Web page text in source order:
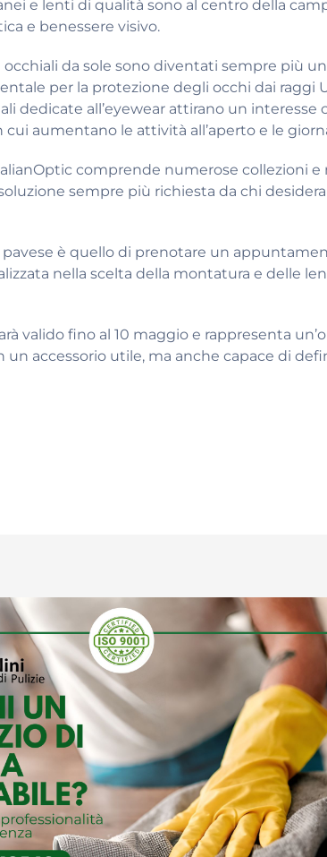
e lenti di qualità sono al centro della
e benessere visivo.
da sole sono diventati sempre più
per la protezione degli occhi dai raggi
dedicate all’eyewear attirano un
cui aumentano le attività all’aperto e le
comprende numerose collezioni
sempre più richiesta da chi
pavese è quello di prenotare un
nella scelta della montatura e delle
valido fino al 10 maggio e rappresenta
un accessorio utile, ma anche capace di